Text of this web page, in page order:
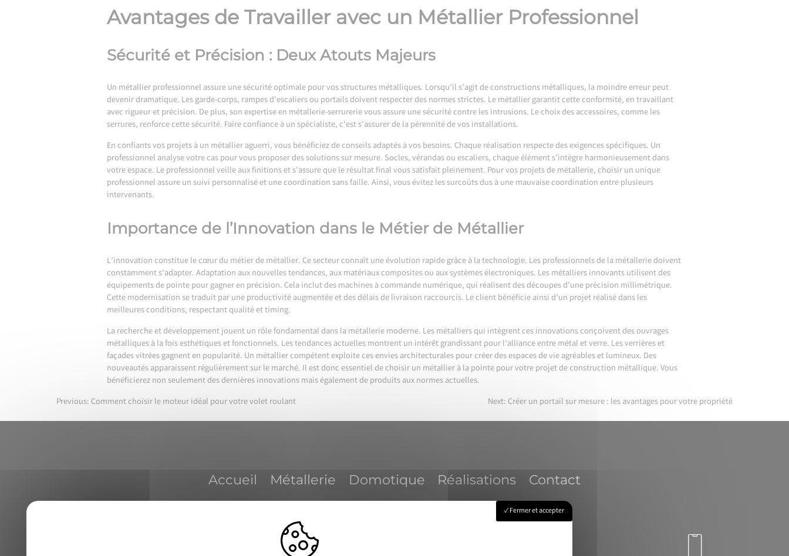
Avantages de Travailler avec un Métallier Professionnel
Sécurité et Précision : Deux Atouts Majeurs
Un métallier professionnel assure une sécurité optimale pour vos structures métalliques. Lorsqu’il s’agit de constructions métalliques, la moindre erreur peut
devenir dramatique. Les garde-corps, rampes d’escaliers ou portails doivent respecter des normes strictes. Le métallier garantit cette conformité, en travaillant
avec rigueur et précision. De plus, son expertise en métallerie-serrurerie vous assure une sécurité contre les intrusions. Le choix des accessoires, comme les
serrures, renforce cette sécurité. Faire confiance à un spécialiste, c’est s’assurer de la pérennité de vos installations.
En confiants vos projets à un métallier aguerri, vous bénéficiez de conseils adaptés à vos besoins. Chaque réalisation respecte des exigences spécifiques. Un
professionnel analyse votre cas pour vous proposer des solutions sur mesure. Socles, vérandas ou escaliers, chaque élément s’intègre harmonieusement dans
votre espace. Le professionnel veille aux finitions et s’assure que le résultat final vous satisfait pleinement. Pour vos projets de métallerie, choisir un unique
professionnel assure un suivi personnalisé et une coordination sans faille. Ainsi, vous évitez les surcoûts dus à une mauvaise coordination entre plusieurs
intervenants.
Importance de l’Innovation dans le Métier de Métallier
L’innovation constitue le cœur du métier de métallier. Ce secteur connaît une évolution rapide grâce à la technologie. Les professionnels de la métallerie doivent
constamment s’adapter. Adaptation aux nouvelles tendances, aux matériaux composites ou aux systèmes électroniques. Les métalliers innovants utilisent des
équipements de pointe pour gagner en précision. Cela inclut des machines à commande numérique, qui réalisent des découpes d’une précision millimétrique.
Cette modernisation se traduit par une productivité augmentée et des délais de livraison raccourcis. Le client bénéficie ainsi d’un projet réalisé dans les
meilleures conditions, respectant qualité et timing.
La recherche et développement jouent un rôle fondamental dans la métallerie moderne. Les métalliers qui intègrent ces innovations conçoivent des ouvrages
métalliques à la fois esthétiques et fonctionnels. Les tendances actuelles montrent un intérêt grandissant pour l’alliance entre métal et verre. Les verrières et
façades vitrées gagnent en popularité. Un métallier compétent exploite ces envies architecturales pour créer des espaces de vie agréables et lumineux. Des
nouveautés apparaissent régulièrement sur le marché. Il est donc essentiel de choisir un métallier à la pointe pour votre projet de construction métallique. Vous
bénéficierez non seulement des dernières innovations mais également de produits aux normes actuelles.
Navigation
Previous:Comment choisir le moteur idéal pour votre volet roulant Next:Créer un portail sur mesure : les avantages pour votre propriété
Accueil Métallerie Domotique Réalisations Contact
Fermer et accepter